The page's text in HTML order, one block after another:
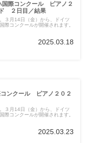
国際コンクール ピアノ２
２日目／結果
３月14日（金）から、ドイツ
際コンクールが開催されます。
2025.03.18
コンクール ピアノ２０２
３月14日（金）から、ドイツ
際コンクールが開催されます。
2025.03.23